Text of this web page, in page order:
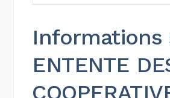
Informations
ENTENTE